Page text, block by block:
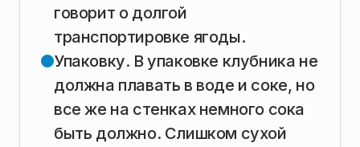
говорит о долгой
транспортировке ягоды.
Упаковку. В упаковке клубника не
должна плавать в воде и соке, но
все же на стенках немного сока
быть должно. Слишком сухой